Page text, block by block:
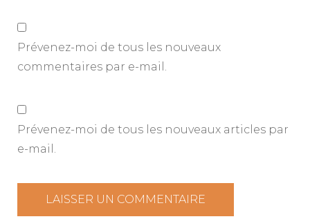
Prévenez-moi de tous les nouveaux
commentaires par e-mail.
Prévenez-moi de tous les nouveaux articles par
e-mail.